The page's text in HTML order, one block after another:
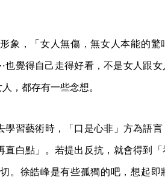
象，「女人無傷，無女人本能的驚
覺得自己走得好看，不是女人跟女
，都存有一些念想。
習藝術時，「口是心非」方為語
白點」。若提出反抗，就會得到
。徐皓峰是有些孤獨的吧，想起即